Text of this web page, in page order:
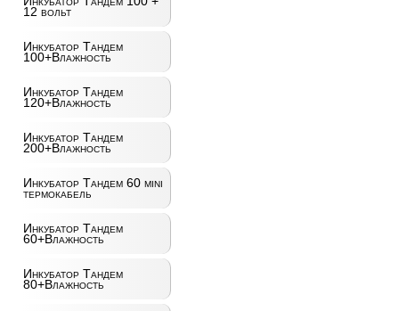
12 вольт
Инкубатор Тандем
100+Влажность
Инкубатор Тандем
120+Влажность
Инкубатор Тандем
200+Влажность
Инкубатор Тандем 60 mini
термокабель
Инкубатор Тандем
60+Влажность
Инкубатор Тандем
80+Влажность